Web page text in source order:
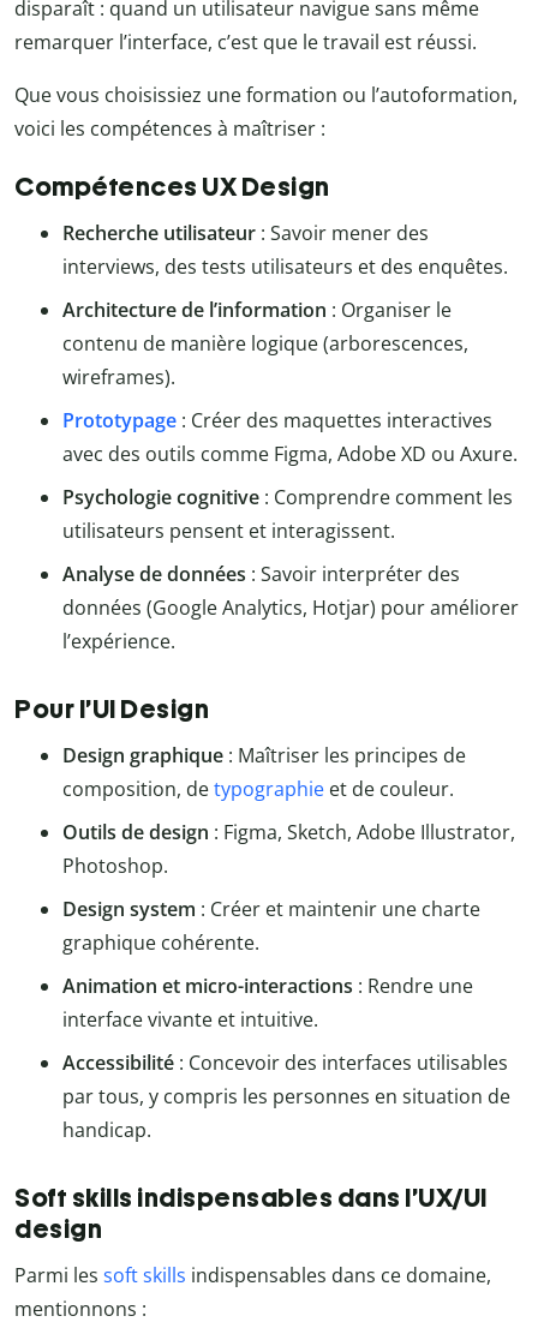
disparaît : quand un utilisateur navigue sans même
remarquer l’interface, c’est que le travail est réussi.
Que vous choisissiez une formation ou l’autoformation,
voici les compétences à maîtriser :
Compétences UX Design
Recherche utilisateur : Savoir mener des
interviews, des tests utilisateurs et des enquêtes.
Architecture de l’information : Organiser le
contenu de manière logique (arborescences,
wireframes).
Prototypage : Créer des maquettes interactives
avec des outils comme Figma, Adobe XD ou Axure.
Psychologie cognitive : Comprendre comment les
utilisateurs pensent et interagissent.
Analyse de données : Savoir interpréter des
données (Google Analytics, Hotjar) pour améliorer
l’expérience.
Pour l’UI Design
Design graphique : Maîtriser les principes de
composition, detypographie et de couleur.
Outils de design : Figma, Sketch, Adobe Illustrator,
Photoshop.
Design system : Créer et maintenir une charte
graphique cohérente.
Animation et micro-interactions : Rendre une
interface vivante et intuitive.
Accessibilité : Concevoir des interfaces utilisables
par tous, y compris les personnes en situation de
handicap.
Soft skills indispensables dans l’UX/UI
design
Parmi les soft skills indispensables dans ce domaine,
mentionnons :